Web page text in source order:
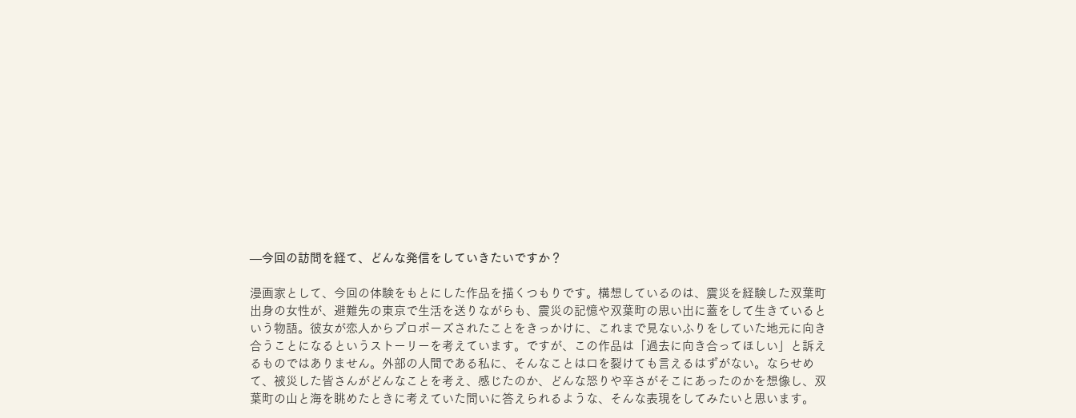
―今回の訪問を経て、どんな発信をしていきたいですか？
漫画家として、今回の体験をもとにした作品を描くつもりです。構想しているのは、震災を経験した双葉町
出身の女性が、避難先の東京で生活を送りながらも、震災の記憶や双葉町の思い出に蓋をして生きていると
いう物語。彼女が恋人からプロポーズされたことをきっかけに、これまで見ないふりをしていた地元に向き
合うことになるというストーリーを考えています。ですが、この作品は「過去に向き合ってほしい」と訴え
るものではありません。外部の人間である私に、そんなことは口を裂けても言えるはずがない。ならせめ
て、被災した皆さんがどんなことを考え、感じたのか、どんな怒りや辛さがそこにあったのかを想像し、双
葉町の山と海を眺めたときに考えていた問いに答えられるような、そんな表現をしてみたいと思います。